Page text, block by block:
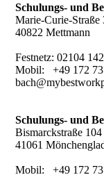
Schulungs- und
Marie-Curie-Straße
40822 Mettmann
Festnetz: 02104
Mobil: +49 172
Schulungs- und
Bismarckstraße 104
41061
Mobil: +49 172